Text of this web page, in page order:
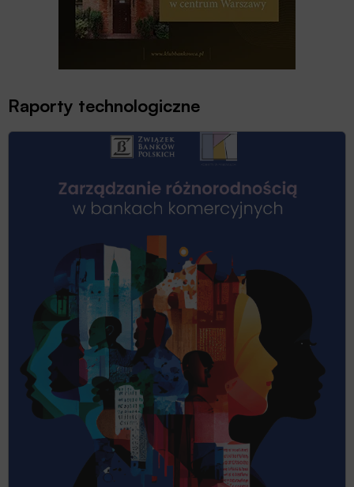
Raporty technologiczne